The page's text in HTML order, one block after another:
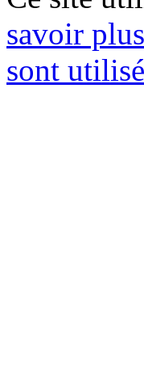
savoir
sont